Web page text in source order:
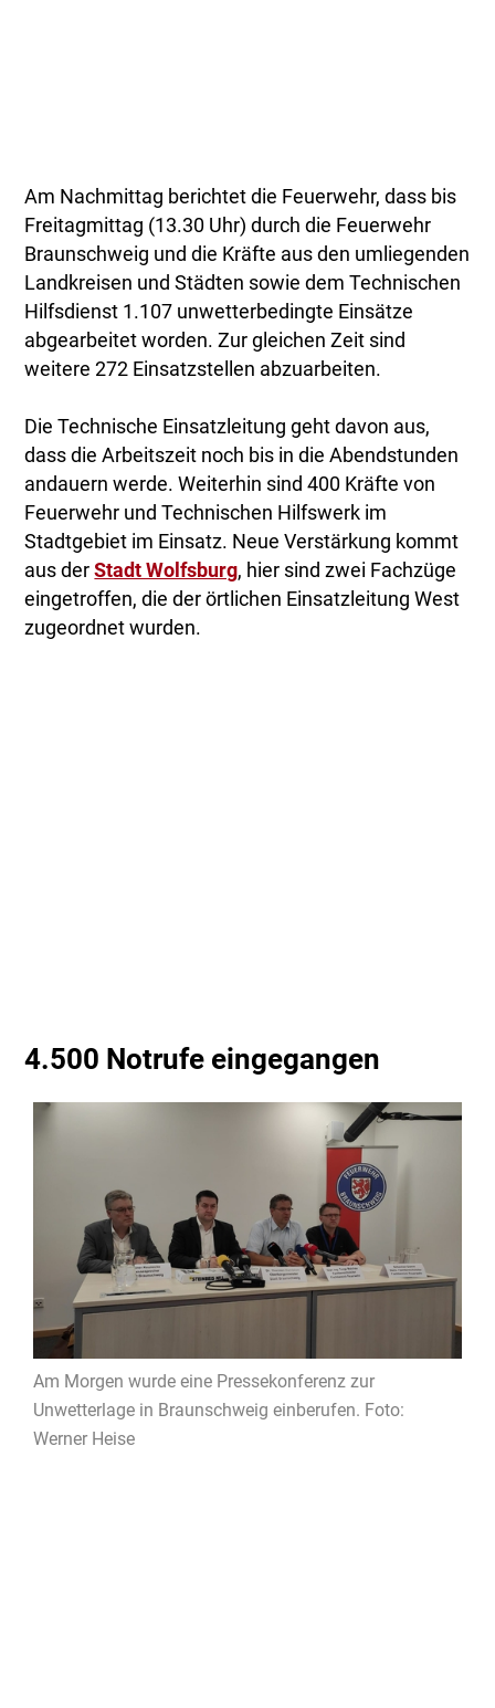
Am Nachmittag berichtet die Feuerwehr, dass bis
Freitagmittag (13.30 Uhr) durch die Feuerwehr
Braunschweig und die Kräfte aus den umliegenden
Landkreisen und Städten sowie dem Technischen
Hilfsdienst 1.107 unwetterbedingte Einsätze
abgearbeitet worden. Zur gleichen Zeit sind
weitere 272 Einsatzstellen abzuarbeiten.
Die Technische Einsatzleitung geht davon aus,
dass die Arbeitszeit noch bis in die Abendstunden
andauern werde. Weiterhin sind 400 Kräfte von
Feuerwehr und Technischen Hilfswerk im
Stadtgebiet im Einsatz. Neue Verstärkung kommt
aus derStadt Wolfsburg, hier sind zwei Fachzüge
eingetroffen, die der örtlichen Einsatzleitung West
zugeordnet wurden.
4.500 Notrufe eingegangen
Am Morgen wurde eine Pressekonferenz zur
Unwetterlage in Braunschweig einberufen. Foto:
Werner Heise